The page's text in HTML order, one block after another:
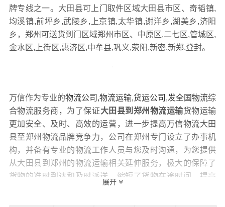
牌专线之一。大田县可上门取件区域大田县市区、奇韬镇,
均溪镇,前坪乡,武陵乡,上京镇,太华镇,谢洋乡,湖美乡,济阳
乡，郑州可送货到门区域郑州市区、中原区,二七区,管城区,
金水区,上街区,惠济区,中牟县,巩义,荥阳,新密,新郑,登封。
万信作为专业的物流公司,物流运输,货运公司,发全国物流综
合物流服务商，为了保证大田县到郑州物流运输货物运输
更加安全、及时、高效的运营，进一步提高万信物流大田
县至郑州物流品牌竞争力，公司在郑州专门设立了办事机
构，并备有专业的物流工作人员与您及时沟通，为您提供
从大田县到郑州的物流运输相关延伸服务，极大的保障了
货物的准时到达和及时派送，缩短了货物在途时间，提高
展开